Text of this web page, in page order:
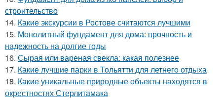
строительство
14. Какие экскурсии в Ростове считаются лучшими
15. Монолитный фундамент для дома: прочность и
надежность на долгие годы
16. Сырая или вареная свекла: какая полезнее
17. Какие лучшие парки в Тольятти для летнего отдыха
18. Какие уникальные природные объекты находятся в
окрестностях Стерлитамака